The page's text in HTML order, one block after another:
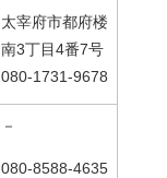
太宰府市都府楼
南3丁目4番7号
080-1731-9678
－
080-8588-4635